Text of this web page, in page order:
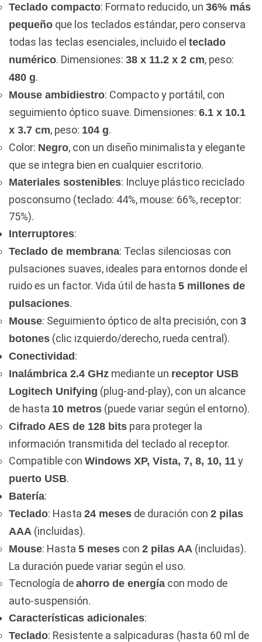
Teclado compacto: Formato reducido, un 36% más
pequeño que los teclados estándar, pero conserva
todas las teclas esenciales, incluido el teclado
numérico. Dimensiones: 38 x 11.2 x 2 cm, peso:
480 g.
Mouse ambidiestro: Compacto y portátil, con
seguimiento óptico suave. Dimensiones: 6.1 x 10.1
x 3.7 cm, peso: 104 g.
Color: Negro, con un diseño minimalista y elegante
que se integra bien en cualquier escritorio.
Materiales sostenibles: Incluye plástico reciclado
posconsumo (teclado: 44%, mouse: 66%, receptor:
75%).
Interruptores:
Teclado de membrana: Teclas silenciosas con
pulsaciones suaves, ideales para entornos donde el
ruido es un factor. Vida útil de hasta 5 millones de
pulsaciones.
Mouse: Seguimiento óptico de alta precisión, con 3
botones (clic izquierdo/derecho, rueda central).
Conectividad :
Inalámbrica 2.4 GHz mediante un receptor USB
Logitech Unifying (plug-and-play), con un alcance
de hasta 10 metros (puede variar según el entorno).
Cifrado AES de 128 bits para proteger la
información transmitida del teclado al receptor.
Compatible con Windows XP, Vista, 7, 8, 10, 11 y
puerto USB.
Batería:
Teclado: Hasta 24 meses de duración con 2 pilas
AAA (incluidas).
Mouse: Hasta 5 meses con 2 pilas AA (incluidas).
La duración puede variar según el uso.
Tecnología de ahorro de energía con modo de
auto-suspensión.
Características adicionales:
Teclado: Resistente a salpicaduras (hasta 60 ml de